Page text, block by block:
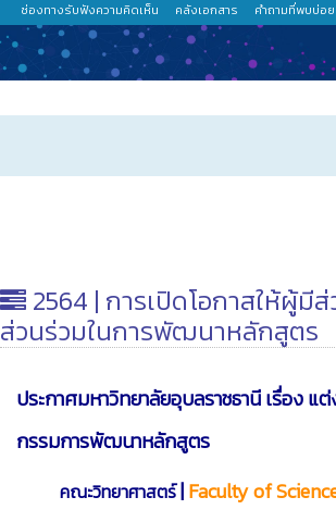
ช่องทางรับฟังความคิดเห็น คลังเอกสาร คำถามที่พบบ่อย
2564 | การเปิดโอกาสให้ผู้มี
ส่วนร่วมในการพัฒนาหลักสูตร
ประกาศมหาวิทยาลัยอุบลราชธานี เรื่อง แ
กรรมการพัฒนาหลักสูตร
คณะวิทยาศาสตร์|Faculty of